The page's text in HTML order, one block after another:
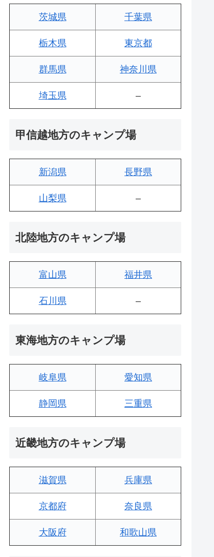
茨城県 千葉県
栃木県 東京都
群馬県 神奈川県
埼玉県 –
甲信越地方のキャンプ場
新潟県 長野県
山梨県 –
北陸地方のキャンプ場
富山県 福井県
石川県 –
東海地方のキャンプ場
岐阜県 愛知県
静岡県 三重県
近畿地方のキャンプ場
滋賀県 兵庫県
京都府 奈良県
大阪府 和歌山県